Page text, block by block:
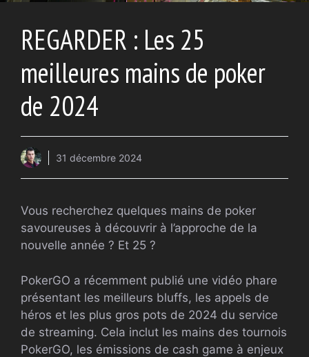
REGARDER : Les 25
meilleures mains de poker
de 2024
31 décembre 2024
Vous recherchez quelques mains de poker
savoureuses à découvrir à l’approche de la
nouvelle année ? Et 25 ?
PokerGO a récemment publié une vidéo phare
présentant les meilleurs bluffs, les appels de
héros et les plus gros pots de 2024 du service
de streaming. Cela inclut les mains des tournois
PokerGO, les émissions de cash game à enjeux